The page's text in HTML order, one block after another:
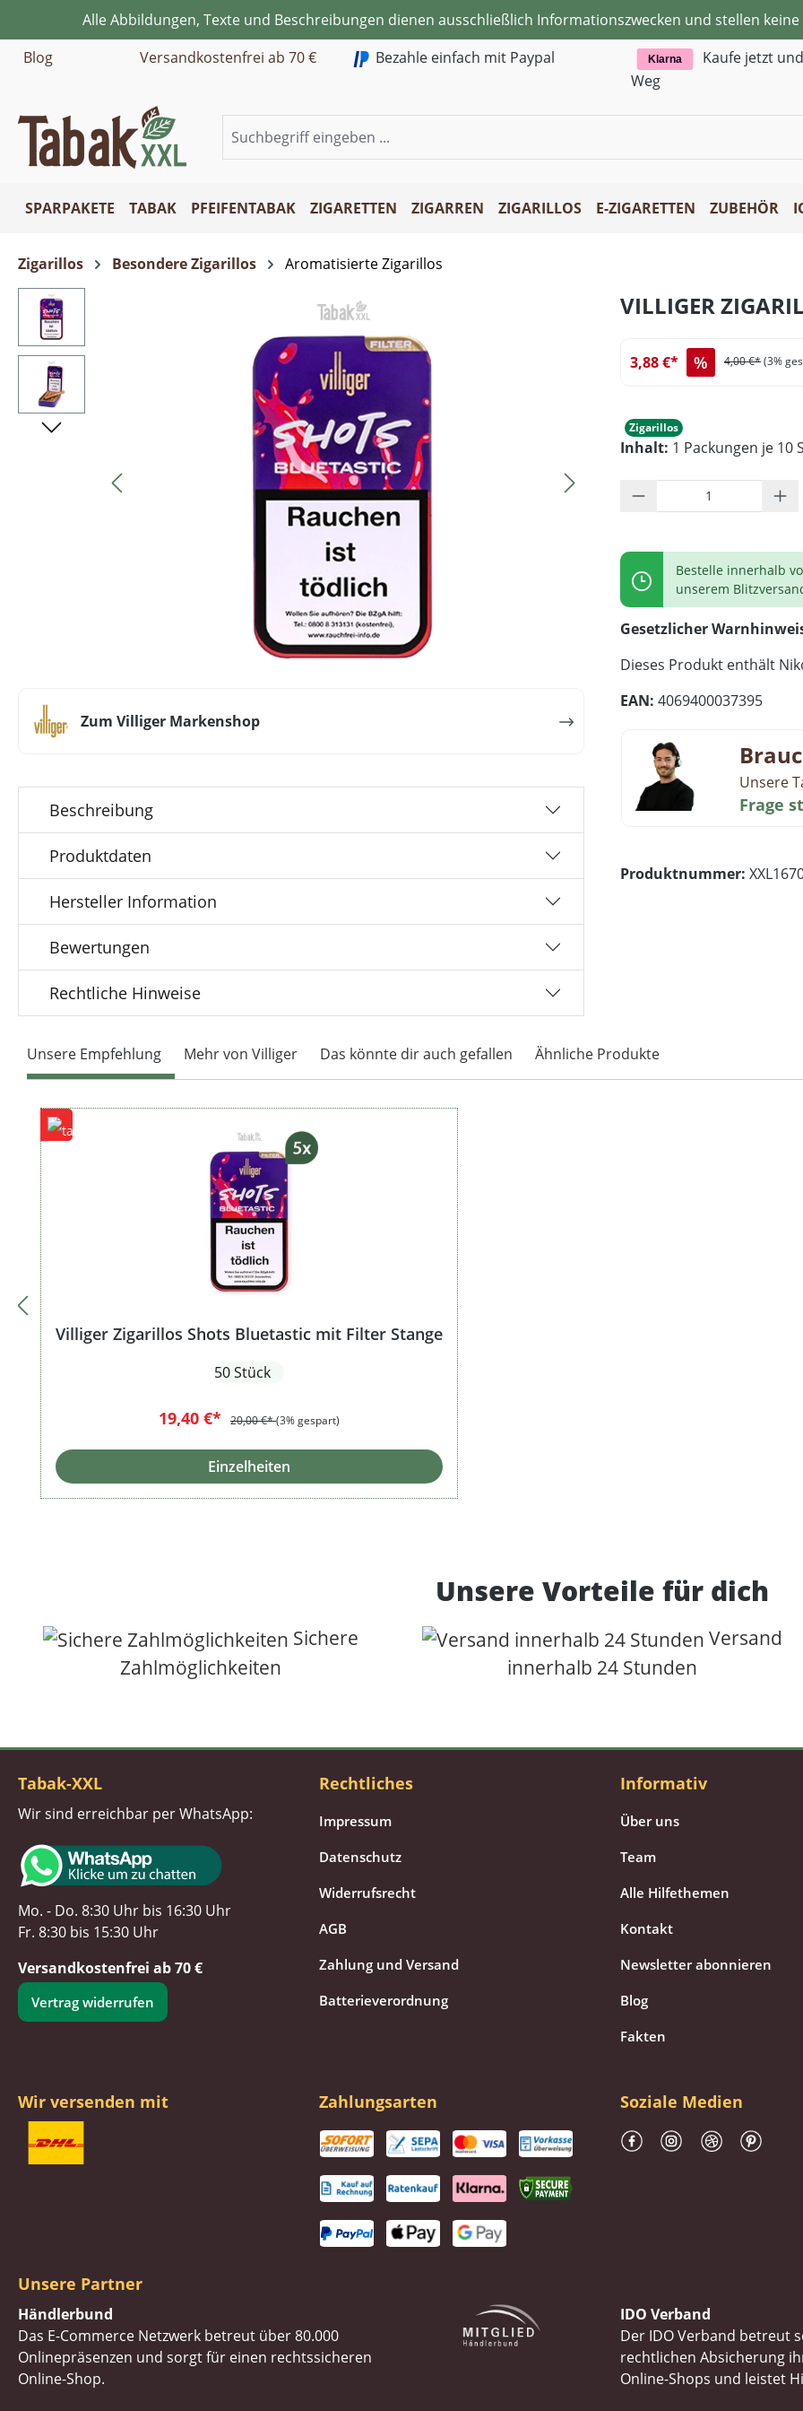
Hauptinhalt springen
Zur Suche springen
Zur Hauptnavigation springen
Alle Abbildungen, Texte und Beschreibungen dienen ausschließlich Informationszwecken und stellen
Blog
Versandkostenfrei ab 70 € Bezahle einfach mit Paypal Klarna
Kaufe jetzt
Weg
SPARPAKETE TABAK PFEIFENTABAK ZIGARETTEN ZIGARREN ZIGARILLOS E-ZIGARETTEN ZUBEHÖR
Zigarillos Besondere Zigarillos Aromatisierte Zigarillos
Zum Villiger Markenshop
Beschreibung
Produktdaten
Hersteller Information
Bewertungen
Rechtliche Hinweise
VILLIGER
3,88 €* % 4,00 €*(3%
Zigarillos
Inhalt: 1 Packungen je 10
Produkt Anzahl:
Bestelle innerhalb
unserem
Gesetzlicher
Dieses Produkt enthält
EAN: 4069400037395
Unsere
Frage
Produktnummer:
Unsere Empfehlung Mehr von Villiger Das könnte dir auch gefallen Ähnliche Produkte
Produktgalerie überspringen
Villiger Zigarillos Shots Bluetastic mit Filter Stange
50 Stück
19,40 €* 20,00 €*(3% gespart)
Einzelheiten
Unsere Vorteile für dich
Sichere
Zahlmöglichkeiten
Versand
innerhalb 24 Stunden
Tabak-XXL
Wir sind erreichbar per WhatsApp:
Mo. - Do. 8:30 Uhr bis 16:30 Uhr
Fr. 8:30 bis 15:30 Uhr
Versandkostenfrei ab 70 €
Vertrag widerrufen
Rechtliches
Impressum
Datenschutz
Widerrufsrecht
AGB
Zahlung und Versand
Batterieverordnung
Informativ
Über uns
Team
Alle Hilfethemen
Kontakt
Newsletter abonnieren
Blog
Fakten
Wir versenden mit Zahlungsarten Soziale Medien
Unsere Partner
Händlerbund
Das E-Commerce Netzwerk betreut über 80.000
Onlinepräsenzen und sorgt für einen rechtssicheren
Online-Shop.
IDO Verband
Der IDO Verband betreut
rechtlichen Absicherung
Online-Shops und leistet